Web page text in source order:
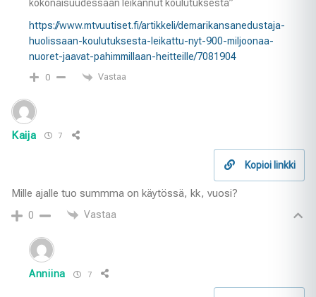
kokonaisuudessaan leikannut koulutuksesta”
https://www.mtvuutiset.fi/artikkeli/demarikansanedustaja-
huolissaan-koulutuksesta-leikattu-nyt-900-miljoonaa-
nuoret-jaavat-pahimmillaan-heitteille/7081904
0 Vastaa
Kaija 7
Kopioi linkki
Mille ajalle tuo summma on käytössä, kk, vuosi?
0 Vastaa
Anniina 7